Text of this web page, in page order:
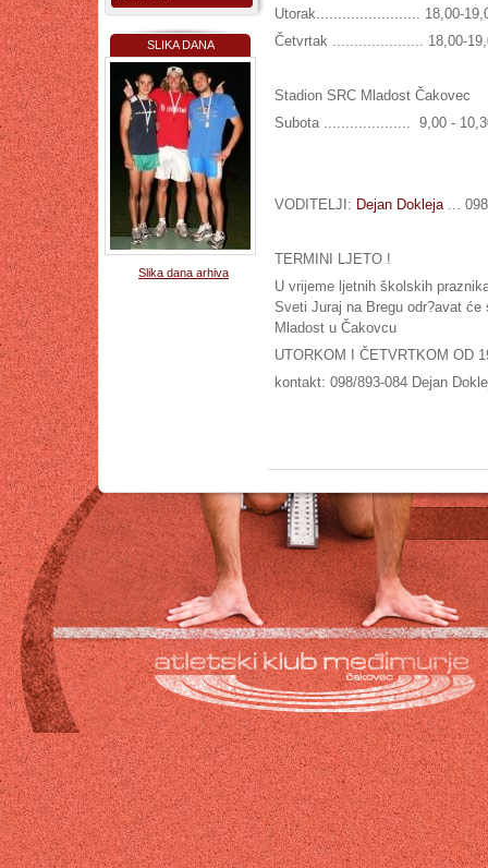
SLIKA DANA
Slika dana arhiva
Utorak........................ 18,00-
Četvrtak ..................... 18,00-
Stadion SRC Mladost Čakovec
Subota .................... 9,00 -
VODITELJI: Dejan Dokleja...
TERMINI LJETO !
U vrijeme ljetnih školskih
Sveti Juraj na Bregu odr?avat
Mladost u Čakovcu
UTORKOM I ČETVRTKOM OD
kontakt: 098/893-084 Dejan